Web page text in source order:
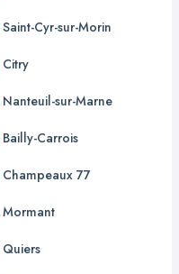
Saint-Cyr-sur-Morin
Citry
Nanteuil-sur-Marne
Bailly-Carrois
Champeaux 77
Mormant
Quiers